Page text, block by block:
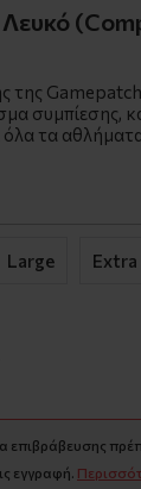
της
συμπίεσης,
τα
Large Extra
επιβράβευσης
εγγραφή.